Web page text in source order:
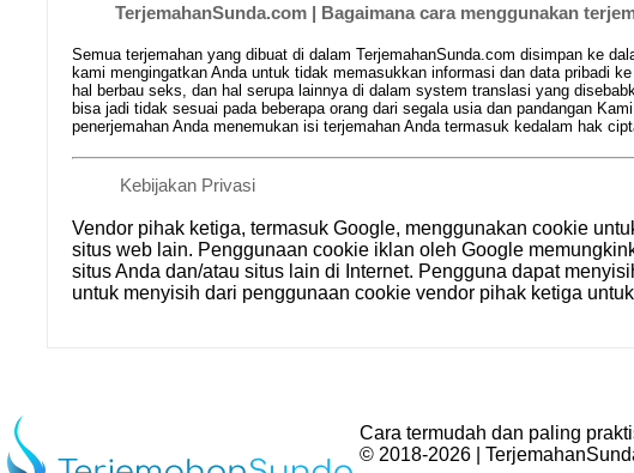
TerjemahanSunda.com | Bagaimana cara menggunakan
Semua terjemahan yang dibuat di dalam TerjemahanSunda.com disimpan ke
kami mengingatkan Anda untuk tidak memasukkan informasi dan data pribadi
hal berbau seks, dan hal serupa lainnya di dalam system translasi yang
bisa jadi tidak sesuai pada beberapa orang dari segala usia dan pandangan
penerjemahan Anda menemukan isi terjemahan Anda termasuk kedalam hak
Kebijakan Privasi
Vendor pihak ketiga, termasuk Google, menggunakan cookie
situs web lain. Penggunaan cookie iklan oleh Google
situs Anda dan/atau situs lain di Internet. Pengguna dapat
untuk menyisih dari penggunaan cookie vendor pihak ketiga
Cara termudah dan paling
© 2018-2026 |